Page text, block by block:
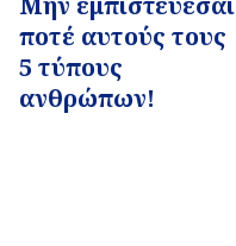
ποτέ αυτούς τους
5 τύπους
ανθρώπων!